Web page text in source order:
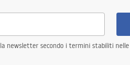
newsletter secondo i termini stabiliti nelle